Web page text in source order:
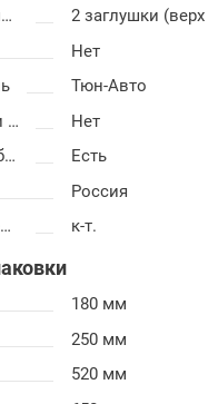
Комплект решетки
2 заглушки
Нет
Тюн-Авто
Сетка решетки радиатора
Нет
Место под эмблему
Есть
Россия
Единица измерения
к-т.
180 мм
250 мм
520 мм